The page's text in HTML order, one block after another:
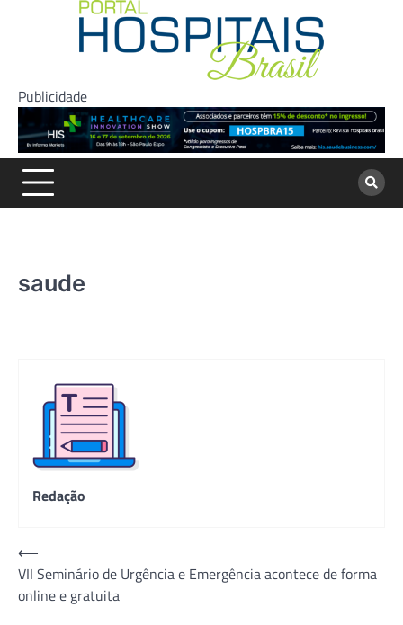
Publicidade
saude
Redação
Navegação
de
Post
⟵
VII Seminário de Urgência e Emergência acontece de forma
online e gratuita